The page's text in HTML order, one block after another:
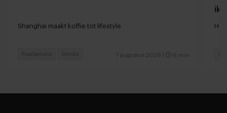
Shanghai maakt koffie tot lifestyle
7 augustus 2026 6 min
Foodservice Drinks
ik